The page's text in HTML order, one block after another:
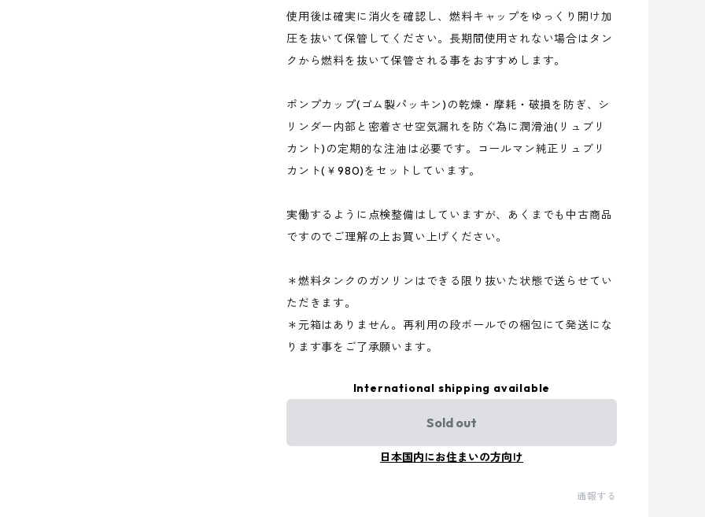
使用後は確実に消火を確認し、燃料キャップをゆっくり開け加
圧を抜いて保管してください。長期間使用されない場合はタン
クから燃料を抜いて保管される事をおすすめします。
ポンプカップ(ゴム製パッキン)の乾燥・摩耗・破損を防ぎ、シ
リンダー内部と密着させ空気漏れを防ぐ為に潤滑油(リュブリ
カント)の定期的な注油は必要です。コールマン純正リュブリ
カント(￥980)をセットしています。
実働するように点検整備はしていますが、あくまでも中古商品
ですのでご理解の上お買い上げください。
＊燃料タンクのガソリンはできる限り抜いた状態で送らせてい
ただきます。
＊元箱はありません。再利用の段ボールでの梱包にて発送にな
ります事をご了承願います。
International shipping available
Sold out
日本国内にお住まいの方向け
通報する